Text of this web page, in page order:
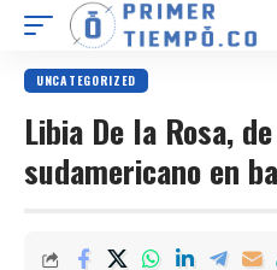
UNCATEGORIZED
Libia De la Rosa,
sudamericano en